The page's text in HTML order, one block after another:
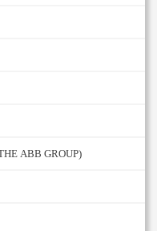
ABB GROUP)